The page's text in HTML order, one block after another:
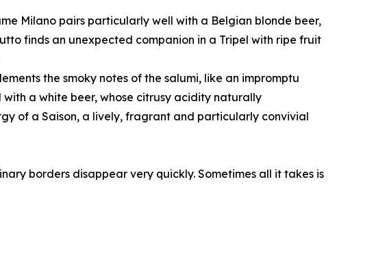
Milano pairs particularly well with a Belgian blonde beer,
finds an unexpected companion in a Tripel with ripe fruit
the smoky notes of the salumi, like an impromptu
a white beer, whose citrusy acidity naturally
of a Saison, a lively, fragrant and particularly convivial
borders disappear very quickly. Sometimes all it takes is